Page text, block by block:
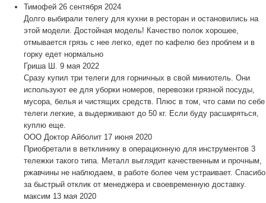
Тимофей 26 сентября 2024
Долго выбирали телегу для кухни в ресторан и остановились на
этой модели. Достойная модель! Качество полок хорошее,
отмывается грязь с нее легко, едет по кафелю без проблем и в
горку едет нормально
Гриша Ш. 9 мая 2022
Сразу купил три телеги для горничных в свой миниотель. Они
используют ее для уборки номеров, перевозки грязной посуды,
мусора, белья и чистящих средств. Плюс в том, что сами по себе
телеги легкие, а выдерживают до 50 кг. Если буду расширяться,
куплю еще.
ООО Доктор Айболит 17 июня 2020
Приобретали в ветклинику в операционную для инструментов 3
тележки такого типа. Металл выглядит качественным и прочным,
ржавчины не наблюдаем, в работе более чем устраивает. Спасибо
за быстрый отклик от менеджера и своевременную доставку.
максим 13 мая 2020